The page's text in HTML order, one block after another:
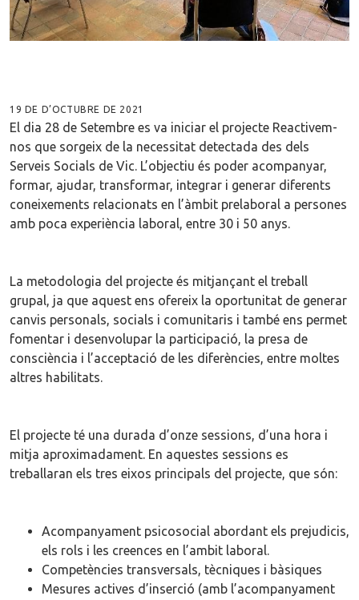
19 DE D’OCTUBRE DE 2021
El dia 28 de Setembre es va iniciar el projecte Reactivem-
nos que sorgeix de la necessitat detectada des dels
Serveis Socials de Vic. L’objectiu és poder acompanyar,
formar, ajudar, transformar, integrar i generar diferents
coneixements relacionats en l’àmbit prelaboral a persones
amb poca experiència laboral, entre 30 i 50 anys.
La metodologia del projecte és mitjançant el treball
grupal, ja que aquest ens ofereix la oportunitat de generar
canvis personals, socials i comunitaris i també ens permet
fomentar i desenvolupar la participació, la presa de
consciència i l’acceptació de les diferències, entre moltes
altres habilitats.
El projecte té una durada d’onze sessions, d’una hora i
mitja aproximadament. En aquestes sessions es
treballaran els tres eixos principals del projecte, que són:
Acompanyament psicosocial abordant els prejudicis,
els rols i les creences en l’ambit laboral.
Competències transversals, tècniques i bàsiques
Mesures actives d’inserció (amb l’acompanyament